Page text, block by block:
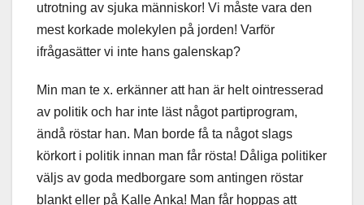
utrotning av sjuka människor! Vi måste vara den
mest korkade molekylen på jorden! Varför
ifrågasätter vi inte hans galenskap?
Min man te x. erkänner att han är helt ointresserad
av politik och har inte läst något partiprogram,
ändå röstar han. Man borde få ta något slags
körkort i politik innan man får rösta! Dåliga politiker
väljs av goda medborgare som antingen röstar
blankt eller på Kalle Anka! Man får hoppas att